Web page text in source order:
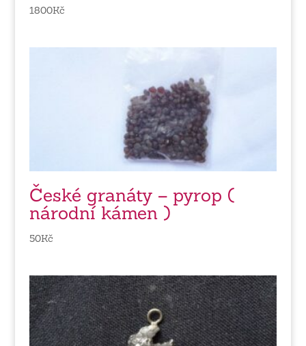
1800Kč
České granáty – pyrop (
národní kámen )
50Kč